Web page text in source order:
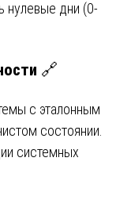
нулевые дни (0-
🔗
с эталонным
состоянии.
системных